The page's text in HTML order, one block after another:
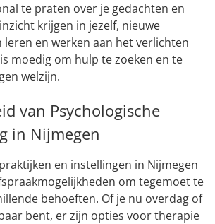
te praten over je gedachten en
krijgen in jezelf, nieuwe
en werken aan het verlichten
moedig om hulp te zoeken en te
welzijn.
van Psychologische
in Nijmegen
en instellingen in Nijmegen
om tegemoet te
behoeften. Of je nu overdag of
bent, er zijn opties voor therapie